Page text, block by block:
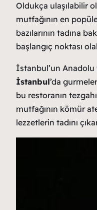
Oldukça ulaşılabilir
mutfağının en
bazılarının tadına
başlangıç noktası
İstanbul’un Anadolu
İstanbul’da
bu restoranın
mutfağının kömür
lezzetlerin tadını